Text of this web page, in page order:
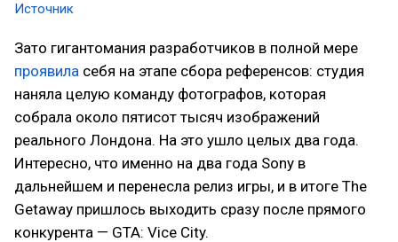
Источник
Зато гигантомания разработчиков в полной мере
проявила себя на этапе сбора референсов: студия
наняла целую команду фотографов, которая
собрала около пятисот тысяч изображений
реального Лондона. На это ушло целых два года.
Интересно, что именно на два года Sony в
дальнейшем и перенесла релиз игры, и в итоге The
Getaway пришлось выходить сразу после прямого
конкурента — GTA: Vice City.